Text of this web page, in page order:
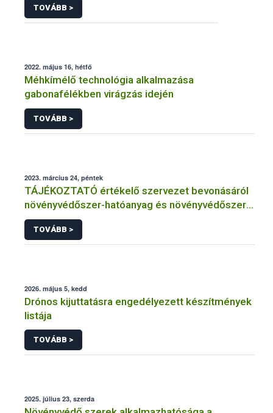
TOVÁBB >
2022. május 16, hétfő
Méhkímélő technológia alkalmazása
gabonafélékben virágzás idején
TOVÁBB >
2023. március 24, péntek
TÁJÉKOZTATÓ értékelő szervezet bevonásáról
növényvédőszer-hatóanyag és növényvédőszer
engedélyezésére, továbbá a meglévő engedély
meghosszabbítására vagy módosítására irányuló
eljárásba
TOVÁBB >
2026. május 5, kedd
Drónos kijuttatásra engedélyezett készítmények
listája
TOVÁBB >
2025. július 23, szerda